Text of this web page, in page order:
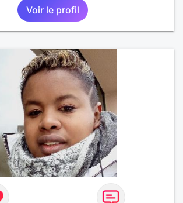
Voir le profil